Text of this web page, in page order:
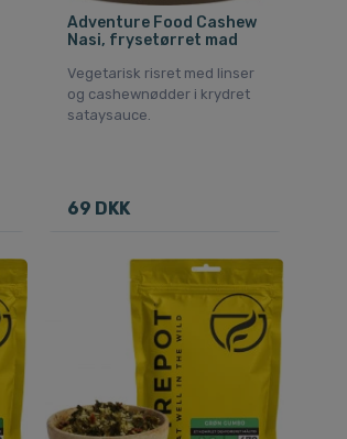
Adventure Food Cashew
Nasi, frysetørret mad
Vegetarisk risret med linser
og cashewnødder i krydret
sataysauce.
69 DKK